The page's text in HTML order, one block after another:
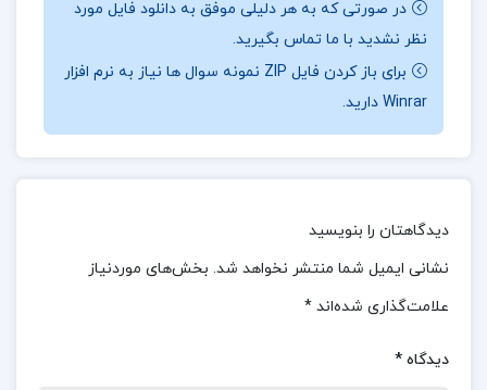
بیشعوری پرداخته و توضیح می‌دهد که چگونه این
رفتارها شکل می‌گیرند. همچنین، راهکارهای مختلفی
برای بهبود این وضعیت‌ها و مقابله با بیشعوری ارائه
نویسنده به بررسی انواع مختلف بیشعوری مانند بیشعور
قلدر، بیشعور دانای کل، بیشعور لزج و … پرداخته است.
نشانه‌ها و علائم: کتاب به شرح نشانه‌ها و علائم
در صورتی که به هر دلیلی موفق به دانلود فایل مورد
نظر نشدید با ما تماس بگیرید.
برای باز کردن فایل ZIP نمونه سوال ها نیاز به نرم افزار
Winrar دارید.
دیدگاهتان را بنویسید
نشانی ایمیل شما منتشر نخواهد شد. بخش‌های موردنیاز
علامت‌گذاری شده‌اند *
دیدگاه *